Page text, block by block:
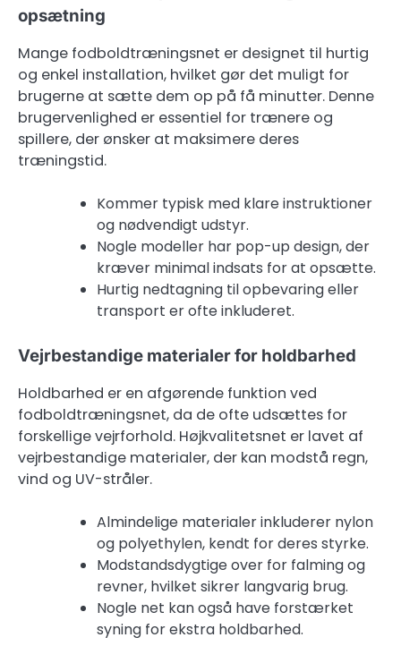
opsætning
Mange fodboldtræningsnet er designet til hurtig
og enkel installation, hvilket gør det muligt for
brugerne at sætte dem op på få minutter. Denne
brugervenlighed er essentiel for trænere og
spillere, der ønsker at maksimere deres
træningstid.
Kommer typisk med klare instruktioner
og nødvendigt udstyr.
Nogle modeller har pop-up design, der
kræver minimal indsats for at opsætte.
Hurtig nedtagning til opbevaring eller
transport er ofte inkluderet.
Vejrbestandige materialer for holdbarhed
Holdbarhed er en afgørende funktion ved
fodboldtræningsnet, da de ofte udsættes for
forskellige vejrforhold. Højkvalitetsnet er lavet af
vejrbestandige materialer, der kan modstå regn,
vind og UV-stråler.
Almindelige materialer inkluderer nylon
og polyethylen, kendt for deres styrke.
Modstandsdygtige over for falming og
revner, hvilket sikrer langvarig brug.
Nogle net kan også have forstærket
syning for ekstra holdbarhed.